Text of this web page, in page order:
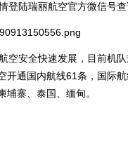
登陆瑞丽航空官方微信号查
安全快速发展，目前机队
通国内航线61条，国际
寨、泰国、缅甸。